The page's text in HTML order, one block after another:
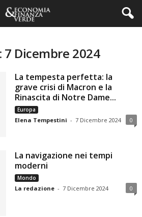
7 Dicembre 2024
La tempesta perfetta: la
grave crisi di Macron e la
Rinascita di Notre Dame...
Europa
Elena Tempestini - 7 Dicembre 2024 0
La navigazione nei tempi
moderni
Mondo
La redazione - 7 Dicembre 2024 0